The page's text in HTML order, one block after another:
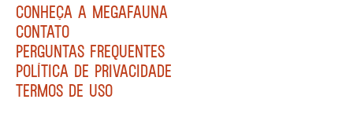
CONHEÇA A MEGAFAUNA
CONTATO
PERGUNTAS FREQUENTES
POLÍTICA DE PRIVACIDADE
TERMOS DE USO